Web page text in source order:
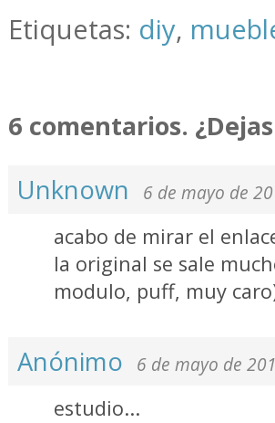
Etiquetas: diy,
6 comentarios.
Unknown
6 de mayo de
acabo de mirar el
la original se sale
modulo, puff, muy
Anónimo 6 de mayo de
estudio...